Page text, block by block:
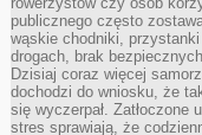
publicznego często
wąskie chodniki, przystanki
drogach, brak
Dzisiaj coraz więcej
dochodzi do wniosku, że
się wyczerpał. Zatłoczone
stres sprawiają, że